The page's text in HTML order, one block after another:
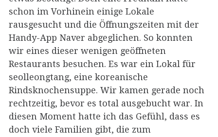
schon im Vorhinein einige Lokale
rausgesucht und die Öffnungszeiten mit der
Handy-App Naver abgeglichen. So konnten
wir eines dieser wenigen geöffneten
Restaurants besuchen. Es war ein Lokal für
seolleongtang, eine koreanische
Rindsknochensuppe. Wir kamen gerade noch
rechtzeitig, bevor es total ausgebucht war. In
diesen Moment hatte ich das Gefühl, dass es
doch viele Familien gibt, die zum